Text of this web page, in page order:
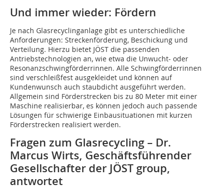
Und immer wieder: Fördern
Je nach Glasrecyclinganlage gibt es unterschiedliche
Anforderungen: Streckenförderung, Beschickung und
Verteilung. Hierzu bietet JÖST die passenden
Antriebstechnologien an, wie etwa die Unwucht- oder
Resonanzschwingförderrinnen. Alle Schwingförderrinnen
sind verschleißfest ausgekleidet und können auf
Kundenwunsch auch staubdicht ausgeführt werden.
Allgemein sind Förderstrecken bis zu 80 Meter mit einer
Maschine realisierbar, es können jedoch auch passende
Lösungen für schwierige Einbausituationen mit kurzen
Förderstrecken realisiert werden.
Fragen zum Glasrecycling – Dr.
Marcus Wirts, Geschäftsführender
Gesellschafter der JÖST group,
antwortet